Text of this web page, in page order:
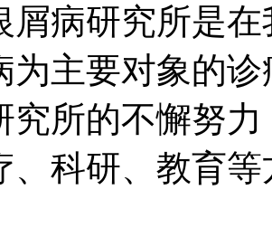
屑病研究所是
为主要对象的
究所的不懈努
、科研、教育